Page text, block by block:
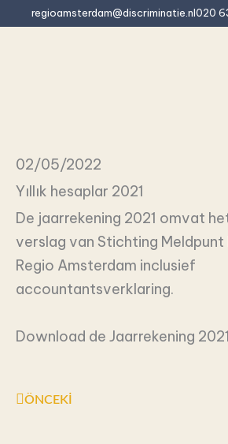
İçeriğeregioamsterdam@discriminatie.nl020
02/05/2022
Yıllık hesaplar 2021
De jaarrekening 2021 omvat
verslag van Stichting
Regio Amsterdam inclusief
accountantsverklaring.
Download de Jaarrekening 2021
Prev
ÖNCEKI